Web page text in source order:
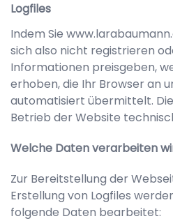
Logfiles
Indem Sie
sich also nicht registrieren
Informationen preisgeben,
erhoben, die Ihr Browser an
automatisiert übermittelt.
Betrieb der Website
Welche Daten verarbeiten
Zur Bereitstellung der
Erstellung von Logfiles
folgende Daten bearbeitet: